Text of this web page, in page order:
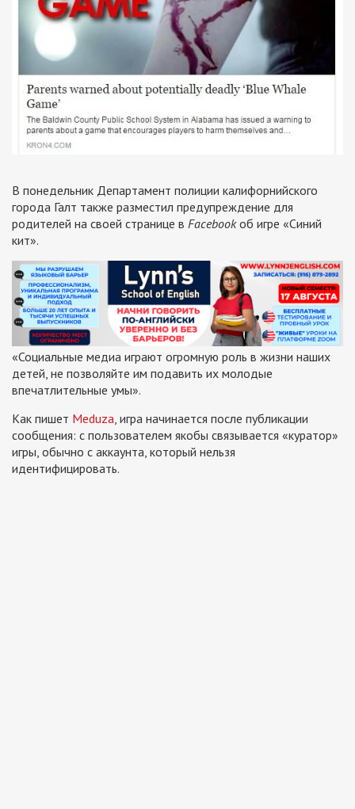
В понедельник Департамент полиции калифорнийского
города Галт также разместил предупреждение для
родителей на своей странице в Facebookоб игре «Синий
кит».
«Социальные медиа играют огромную роль в жизни наших
детей, не позволяйте им подавить их молодые
впечатлительные умы».
Как пишет Meduza , игра начинается после публикации
сообщения: с пользователем якобы связывается «куратор»
игры, обычно с аккаунта, который нельзя
идентифицировать.